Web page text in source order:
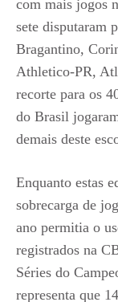
com mais jogos
sete disputaram
Bragantino,
Athletico-PR,
recorte para os
do Brasil
demais deste
Enquanto estas
sobrecarga de
ano permitia o
registrados na
Séries do
representa que